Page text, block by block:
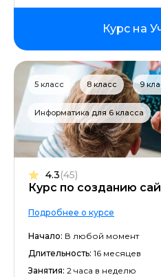
Курс на
5 класс 8 класс 9
Информатика для 6 класса
Курс по созданию
4.3(45)
Подробнее о курсе
Начало: В любой момент
Длительность: 16 месяцев
Занятия: 2 часа в неделю